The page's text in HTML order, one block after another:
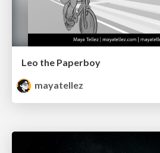
Leo the Paperboy
mayatellez